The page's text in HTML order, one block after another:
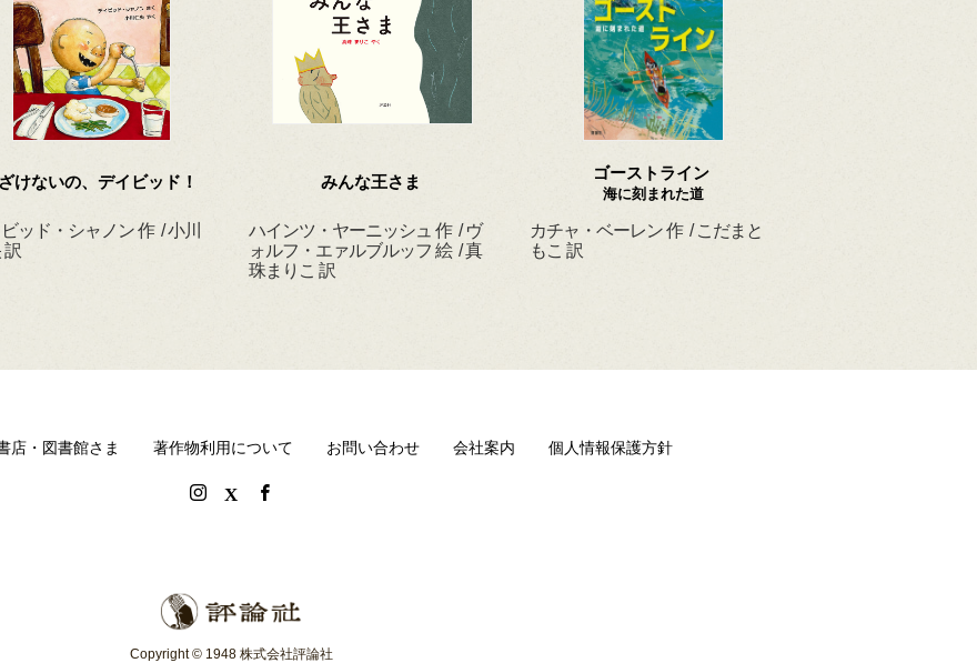
けないの、デイビッド！
ッド・シャノン 作 / 小川
訳
みんな王さま
ハインツ・ヤーニッシュ 作 / ヴ
ォルフ・エァルブルッフ 絵 / 真
珠まりこ 訳
ゴーストライン
海に刻まれた道
カチャ・ベーレン 作 / こだまと
もこ 訳
店・図書館さま 著作物利用について お問い合わせ 会社案内 個人情報保護方針
Copyright © 1948 株式会社評論社